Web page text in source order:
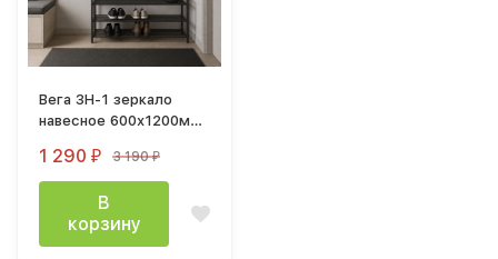
Вега ЗН-1 зеркало
навесное 600х1200мм
1 290 ₽ 3 190₽
В
корзину